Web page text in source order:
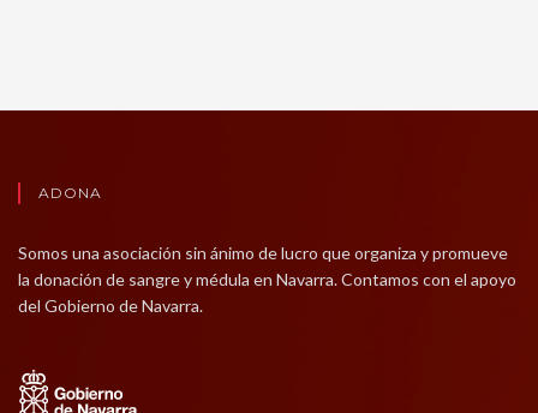
ADONA
Somos una asociación sin ánimo de lucro que organiza y promueve
la donación de sangre y médula en Navarra. Contamos con el apoyo
del Gobierno de Navarra.